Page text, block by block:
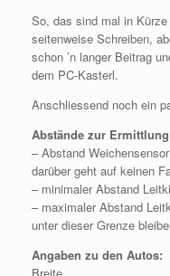
So, das sind mal in
seitenweise Schreiben,
schon ’n langer Beitrag
dem PC-Kasterl.
Anschliessend noch ein
Abstände zur
– Abstand
darüber geht auf keinen
– minimaler Abstand
– maximaler Abstand
unter dieser Grenze
Angaben zu den Autos: